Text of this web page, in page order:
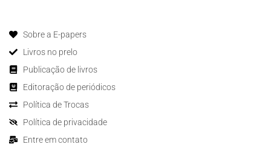
Sobre a E-papers
Livros no prelo
Publicação de livros
Editoração de periódicos
Política de Trocas
Política de privacidade
Entre em contato